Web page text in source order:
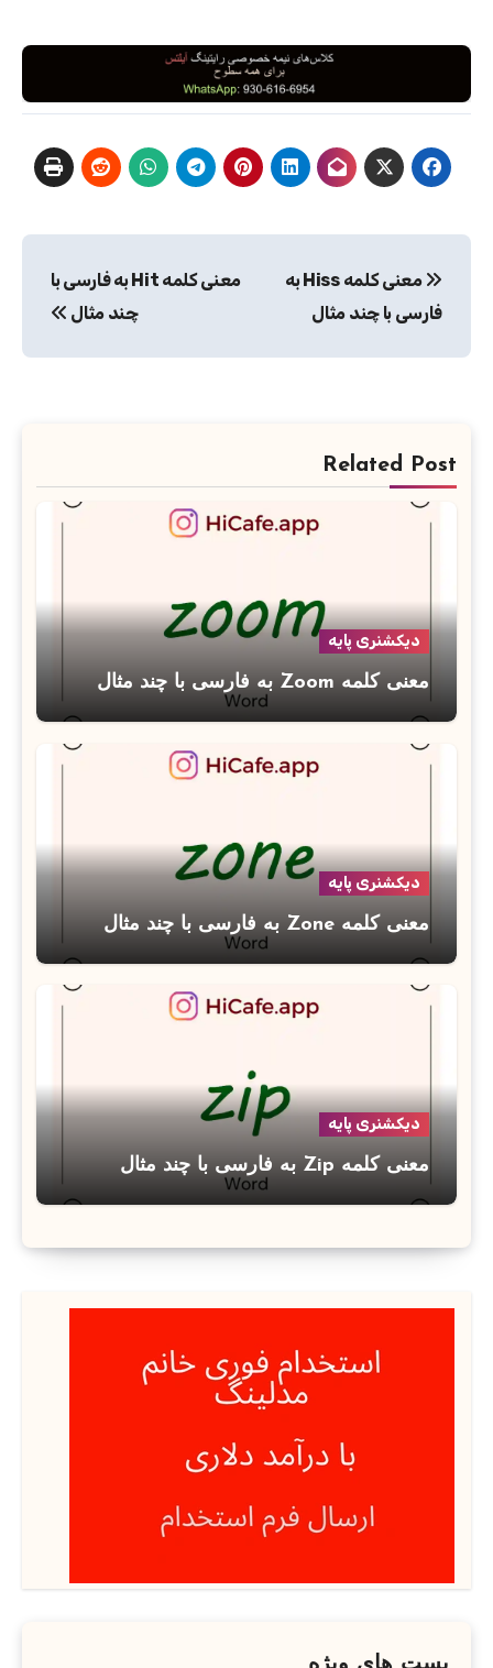
نوشته
معنی کلمه Hiss به
فارسی با چند مثال
معنی کلمه Hit به فارسی با
چند مثال
Related Post
دیکشنری پایه
معنی کلمه Zoom به فارسی با چند مثال
دیکشنری پایه
معنی کلمه Zone به فارسی با چند مثال
دیکشنری پایه
معنی کلمه Zip به فارسی با چند مثال